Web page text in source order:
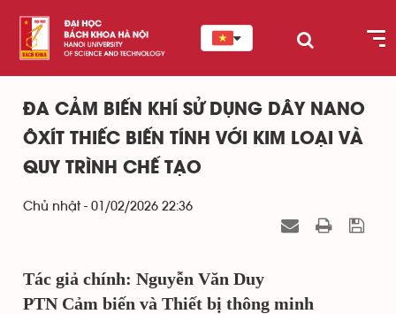
ĐA CẢM BIẾN KHÍ SỬ DỤNG DÂY NANO
ÔXÍT THIẾC BIẾN TÍNH VỚI KIM LOẠI VÀ
QUY TRÌNH CHẾ TẠO
Chủ nhật - 01/02/2026 22:36
Tác giả chính: Nguyễn Văn Duy
PTN Cảm biến và Thiết bị thông minh